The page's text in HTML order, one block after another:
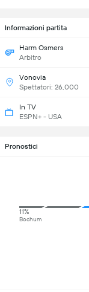
Informazioni partita
Harm Osmers
Arbitro
Vonovia
Spettatori: 26,000
In TV
ESPN+ - USA
Pronostici
11%
Bochum